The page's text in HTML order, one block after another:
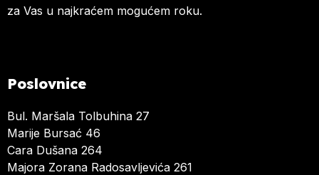
za Vas u najkraćem mogućem roku.
Poslovnice
Bul. Maršala Tolbuhina 27
Marije Bursać 46
Cara Dušana 264
Majora Zorana Radosavljevića 261